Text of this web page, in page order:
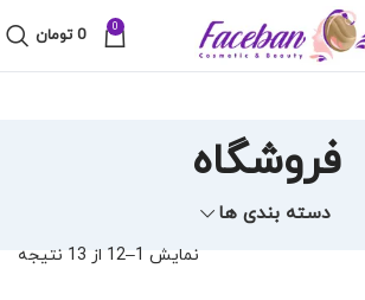
0
0 تومان
فروشگاه
دسته بندی ها
نمایش 1–12 از 13 نتیجه